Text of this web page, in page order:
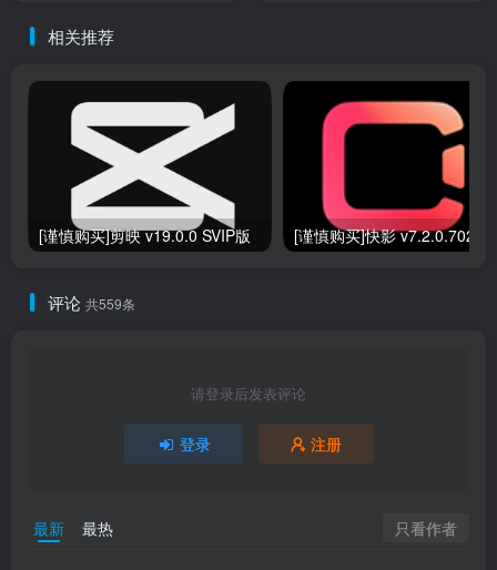
相关推荐
[谨慎购买]剪映 v19.0.0 SVIP版
评论 共559条
请登录后发表评论
登录 注册
最新 最热 只看作者